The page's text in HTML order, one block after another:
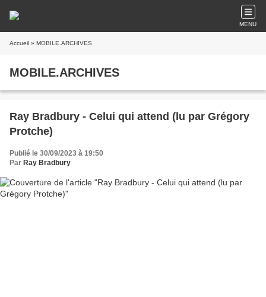
MENU
Accueil » MOBILE.ARCHIVES
MOBILE.ARCHIVES
Ray Bradbury - Celui qui attend (lu par Grégory
Protche)
Publié le 30/09/2023 à 19:50
Par Ray Bradbury